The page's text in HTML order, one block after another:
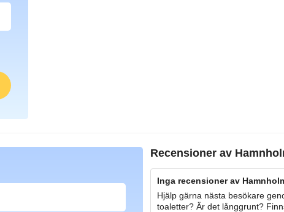
Recensioner av
Inga recensioner av
Hjälp gärna nästa besökare
toaletter? Är det långgrunt?